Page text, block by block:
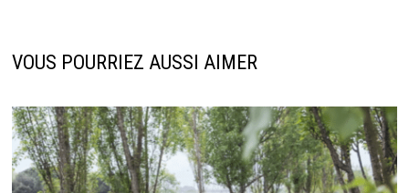
VOUS POURRIEZ AUSSI AIMER